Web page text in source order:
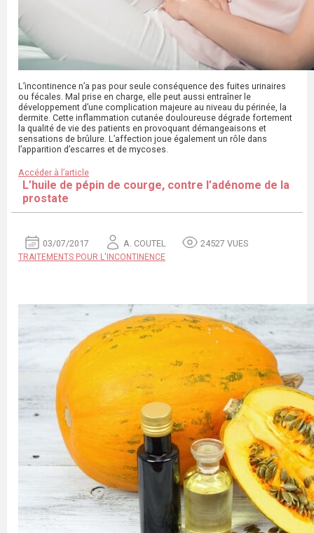
L’incontinence n’a pas pour seule conséquence des fuites urinaires
ou fécales. Mal prise en charge, elle peut aussi entraîner le
développement d’une complication majeure au niveau du périnée, la
dermite. Cette inflammation cutanée douloureuse dégrade fortement
la qualité de vie des patients en provoquant démangeaisons et
sensations de brûlure. L’affection joue également un rôle dans
l’apparition d’escarres et de mycoses.
Accéder à l’article
L’huile de pépin de courge, contre l’adénome de la
prostate
03/07/2017 A. COUTEL 24527 VUES
TRAITEMENTS POUR L'INCONTINENCE